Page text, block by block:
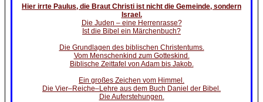
Hier irrte Paulus, die Braut Christi ist nicht die Gemeinde, sondern
Israel.
Die Juden – eine Herrenrasse?
Ist die Bibel ein Märchenbuch?
Die Grundlagen des biblischen Christentums.
Vom Menschenkind zum Gotteskind.
Biblische Zeittafel von Adam bis Jakob.
Ein großes Zeichen vom Himmel.
Die Vier–Reiche–Lehre aus dem Buch Daniel der Bibel.
Die Auferstehungen.